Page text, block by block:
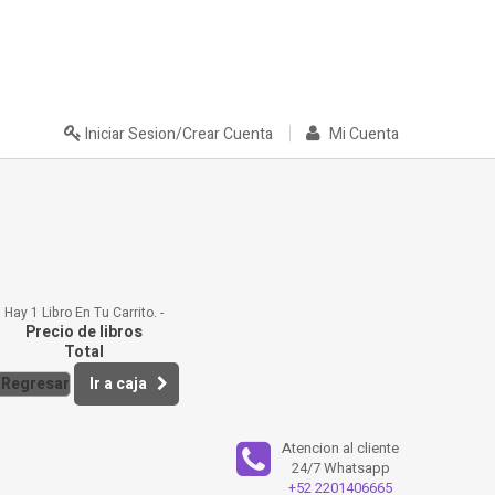
Mi Cuenta
Iniciar Sesion/Crear Cuenta
Hay 1 Libro En Tu Carrito.
Precio de libros
Total
Regresar
Ir a caja
Atencion al cliente
24/7 Whatsapp
+52 2201406665